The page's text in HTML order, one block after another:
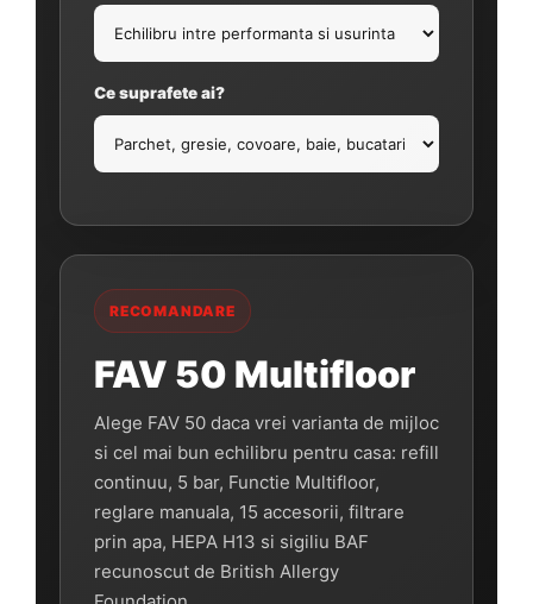
Ce suprafete ai?
RECOMANDARE
FAV 50 Multifloor
Alege FAV 50 daca vrei varianta de mijloc
si cel mai bun echilibru pentru casa: refill
continuu, 5 bar, Functie Multifloor,
reglare manuala, 15 accesorii, filtrare
prin apa, HEPA H13 si sigiliu BAF
recunoscut de British Allergy